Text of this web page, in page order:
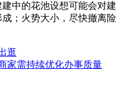
中的花池设想可能会对建
；火势大小，尽快撤离险
逛
家需持续优化办事质量